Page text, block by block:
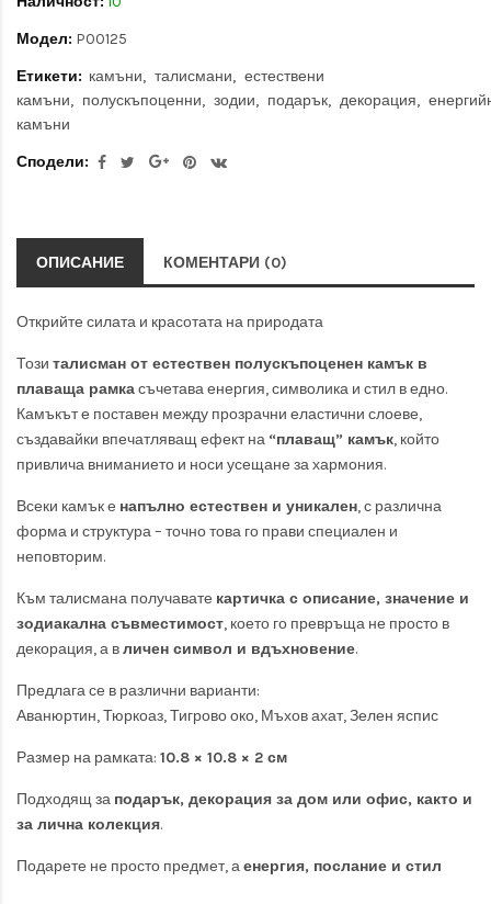
Модел: P00125
Етикети: камъни талисмани
естествени
камъни
полускъпоценни зодии подарък декорация
камъни
Сподели:
ОПИСАНИЕ КОМЕНТАРИ (0)
Открийте силата и красотата на природата
Този талисман от естествен полускъпоценен камък в
плаваща рамкасъчетава енергия, символика и стил в едно.
Камъкът е поставен между прозрачни еластични слоеве,
създавайки впечатляващ ефект на “плаващ” камък, който
привлича вниманието и носи усещане за хармония.
Всеки камък е напълно естествен и уникален, с различна
форма и структура – точно това го прави специален и
неповторим.
Към талисмана получавате картичка с описание, значение и
зодиакална съвместимост, което го превръща не просто в
декорация, а вличен символ и вдъхновение.
Предлага се в различни варианти:
Аванюртин, Тюркоаз, Тигрово око, Мъхов ахат, Зелен яспис
Размер на рамката: 10.8 × 10.8 × 2 см
Подходящ за подарък, декорация за дом или офис, както и
за лична колекция.
Подарете не просто предмет, аенергия, послание и стил